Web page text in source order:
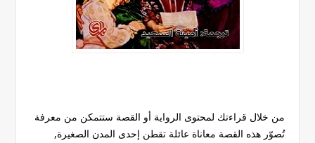
من خلال قراءتك لمحتوى الرواية أو القصة ستتمكن من معرفة
تُصوّر هذه القصة معاناة عائلة تقطن إحدى المدن الصغيرة,